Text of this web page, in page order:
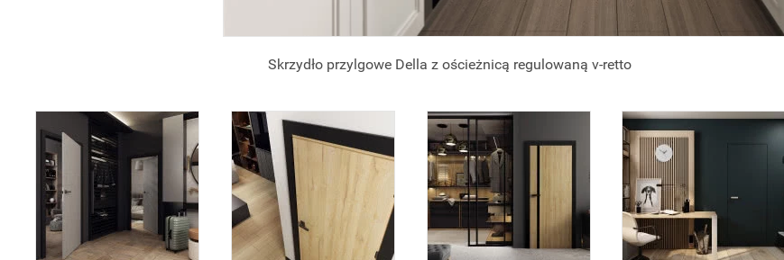
Skrzydło przylgowe Della z ościeżnicą regulowaną v-retto